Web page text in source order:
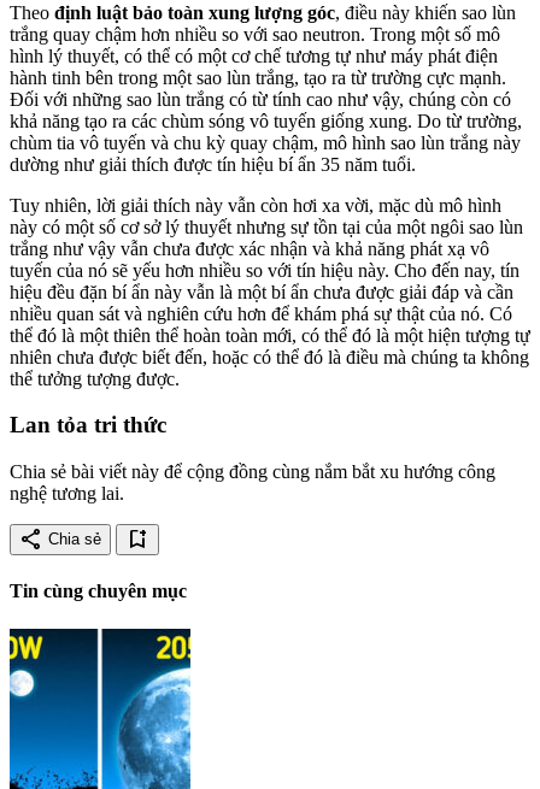
Theo định luật bảo toàn xung lượng góc, điều này khiến sao lùn
trắng quay chậm hơn nhiều so với sao neutron. Trong một số mô
hình lý thuyết, có thể có một cơ chế tương tự như máy phát điện
hành tinh bên trong một sao lùn trắng, tạo ra từ trường cực mạnh.
Đối với những sao lùn trắng có từ tính cao như vậy, chúng còn có
khả năng tạo ra các chùm sóng vô tuyến giống xung. Do từ trường,
chùm tia vô tuyến và chu kỳ quay chậm, mô hình sao lùn trắng này
dường như giải thích được tín hiệu bí ẩn 35 năm tuổi.
Tuy nhiên, lời giải thích này vẫn còn hơi xa vời, mặc dù mô hình
này có một số cơ sở lý thuyết nhưng sự tồn tại của một ngôi sao lùn
trắng như vậy vẫn chưa được xác nhận và khả năng phát xạ vô
tuyến của nó sẽ yếu hơn nhiều so với tín hiệu này. Cho đến nay, tín
hiệu đều đặn bí ẩn này vẫn là một bí ẩn chưa được giải đáp và cần
nhiều quan sát và nghiên cứu hơn để khám phá sự thật của nó. Có
thể đó là một thiên thể hoàn toàn mới, có thể đó là một hiện tượng tự
nhiên chưa được biết đến, hoặc có thể đó là điều mà chúng ta không
thể tưởng tượng được.
Lan tỏa tri thức
Chia sẻ bài viết này để cộng đồng cùng nắm bắt xu hướng công
nghệ tương lai.
share Chia sẻ bookmark_add
Tin cùng chuyên mục